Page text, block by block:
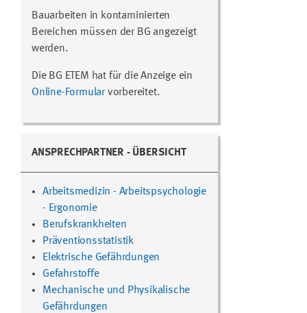
Bauarbeiten in kontaminierten
Bereichen müssen der BG angezeigt
werden.
Die BG ETEM hat für die Anzeige ein
Online-Formularvorbereitet.
ANSPRECHPARTNER - ÜBERSICHT
Arbeitsmedizin - Arbeitspsychologie
- Ergonomie
Berufskrankheiten
Präventionsstatistik
Elektrische Gefährdungen
Gefahrstoffe
Mechanische und Physikalische
Gefährdungen